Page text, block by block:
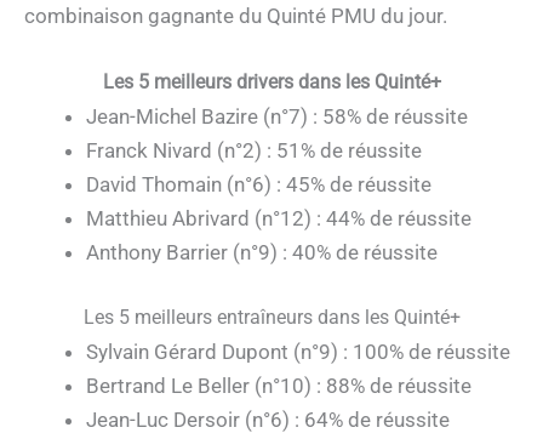
combinaison gagnante du Quinté PMU du jour.
Les 5 meilleurs drivers dans les Quinté+
Jean-Michel Bazire (n°7) : 58% de réussite
Franck Nivard (n°2) : 51% de réussite
David Thomain (n°6) : 45% de réussite
Matthieu Abrivard (n°12) : 44% de réussite
Anthony Barrier (n°9) : 40% de réussite
Les 5 meilleurs entraîneurs dans les Quinté+
Sylvain Gérard Dupont (n°9) : 100% de réussite
Bertrand Le Beller (n°10) : 88% de réussite
Jean-Luc Dersoir (n°6) : 64% de réussite